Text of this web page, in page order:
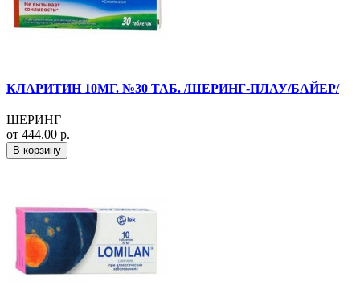
КЛАРИТИН 10МГ. №30 ТАБ. /ШЕРИНГ-ПЛАУ/БАЙЕР/
ШЕРИНГ
от 444.00 р.
В корзину